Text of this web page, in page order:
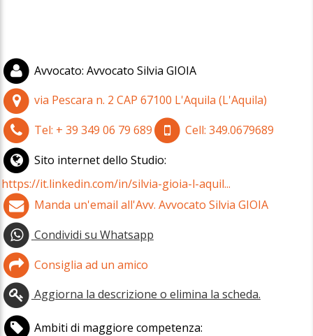
Avvocato: Avvocato Silvia GIOIA
via Pescara n. 2 CAP 67100 L'Aquila (L'Aquila)
Tel: + 39 349 06 79 689 Cell: 349.0679689
Sito internet dello Studio:
https://it.linkedin.com/in/silvia-gioia-l-aquil...
Manda un'email all'Avv. Avvocato Silvia GIOIA
Condividi su Whatsapp
Consiglia ad un amico
Aggiorna la descrizione o elimina la scheda.
Ambiti di maggiore competenza: